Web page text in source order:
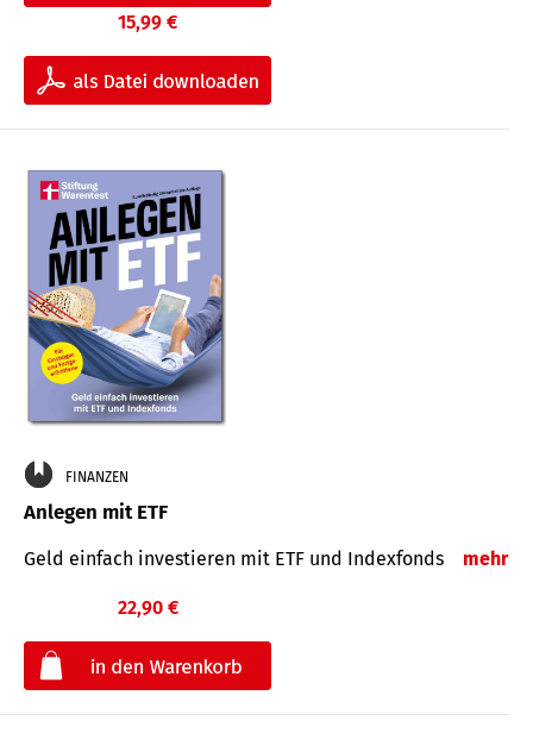
15,99 €
FINANZEN
Anlegen mit ETF
Geld einfach investieren mit ETF und Indexfonds mehr
22,90 €